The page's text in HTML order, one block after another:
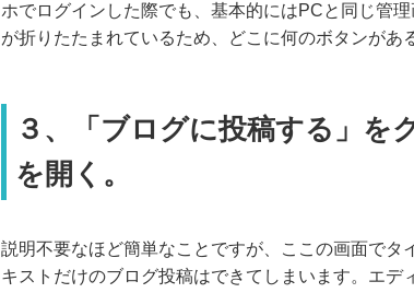
ホでログインした際でも、基本的にはPCと同じ管
が折りたたまれているため、どこに何のボタンがあ
３、「ブログに投稿する」を
を開く。
説明不要なほど簡単なことですが、ここの画面でタ
キストだけのブログ投稿はできてしまいます。エデ